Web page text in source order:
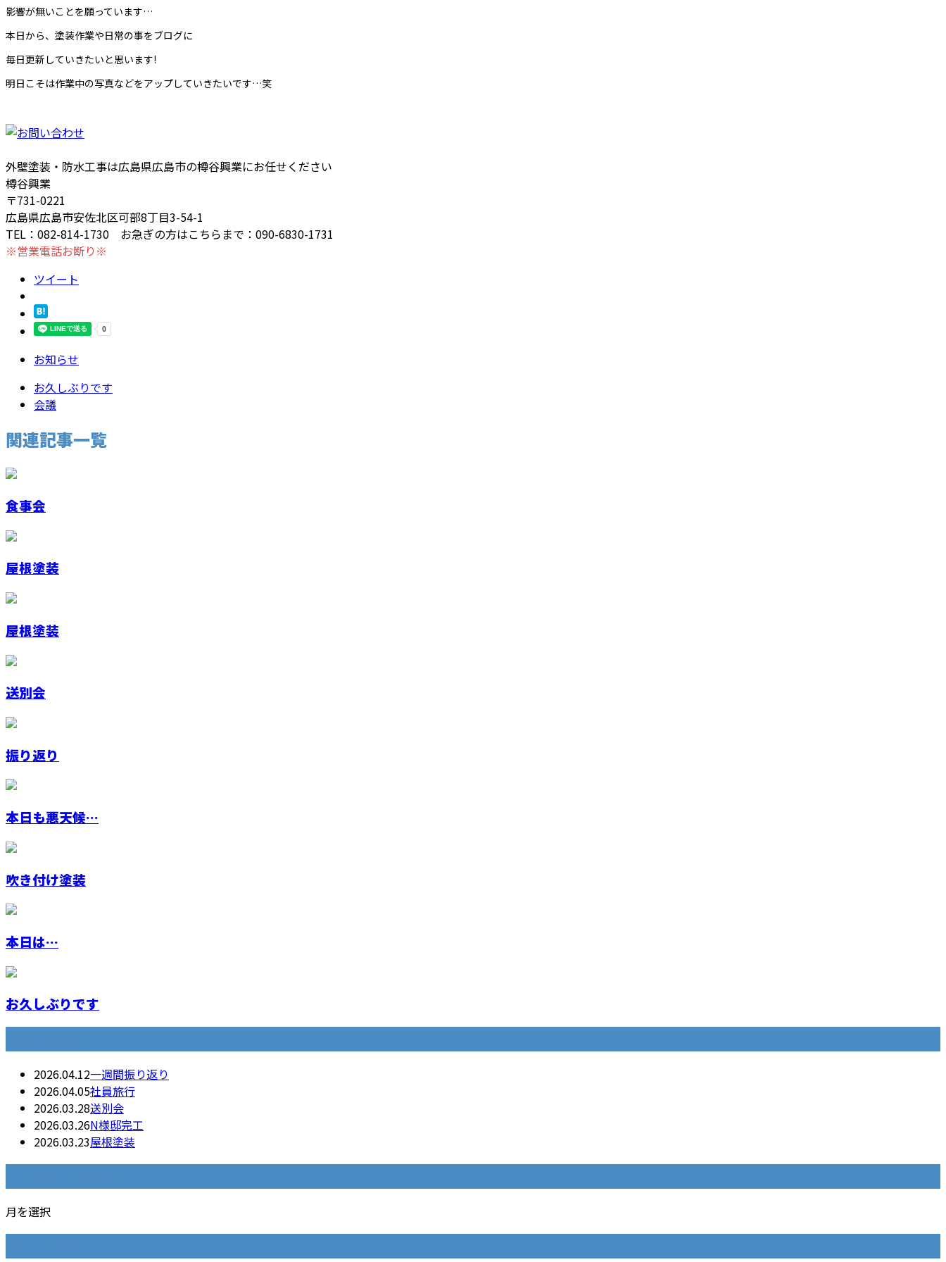
影響が無いことを願っています…
本日から、塗装作業や日常の事をブログに
毎日更新していきたいと思います!
明日こそは作業中の写真などをアップしていきたいです…笑
外壁塗装・防水工事は広島県広島市の樽谷興業にお任せください
樽谷興業
〒731-0221
広島県広島市安佐北区可部8丁目3-54-1
TEL：082-814-1730 お急ぎの方はこちらまで：090-6830-1731
※営業電話お断り※
ツイート
お知らせ
お久しぶりです
会議
関連記事一覧
食事会
屋根塗装
屋根塗装
送別会
振り返り
本日も悪天候…
吹き付け塗装
本日は…
お久しぶりです
2026.04.12一週間振り返り
2026.04.05社員旅行
2026.03.28送別会
2026.03.26N様邸完工
2026.03.23屋根塗装
月を選択